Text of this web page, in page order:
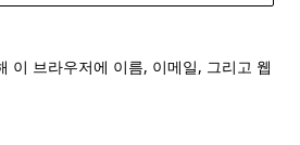
이 브라우저에 이름, 이메일, 그리고 웹